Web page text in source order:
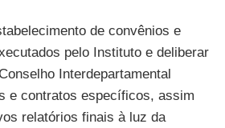
de convênios e
pelo Instituto e deliberar
Interdepartamental
e contratos específicos, assim
relatórios finais à luz da